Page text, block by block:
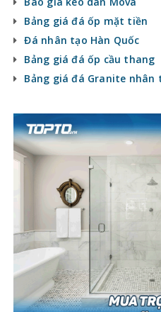
Bảng giá đá ốp mặt tiền
Đá nhân tạo Hàn Quốc
Bảng giá đá ốp cầu thang
Bảng giá đá Granite nhân